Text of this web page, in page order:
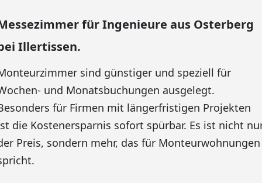
für Ingenieure aus Osterberg
Illertissen.
sind günstiger und speziell für
und Monatsbuchungen ausgelegt.
für Firmen mit längerfristigen Projekten
die Kostenersparnis sofort spürbar. Es ist nicht
Preis, sondern mehr, das für Monteurwohnungen